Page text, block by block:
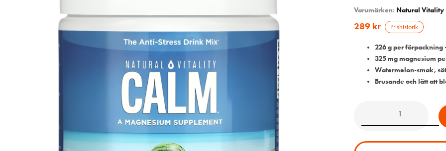
Varumärken: Natural Vitality
289 kr Prishistorik
226 g per förpackning
325 mg magnesium
Watermelon-smak,
Brusande och lätt att